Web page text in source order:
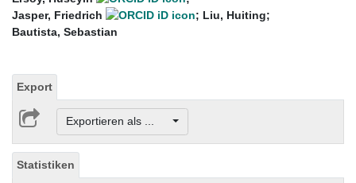
Jasper, Friedrich
; Liu, Huiting;
Bautista, Sebastian
Export
Exportieren als ...
Statistiken